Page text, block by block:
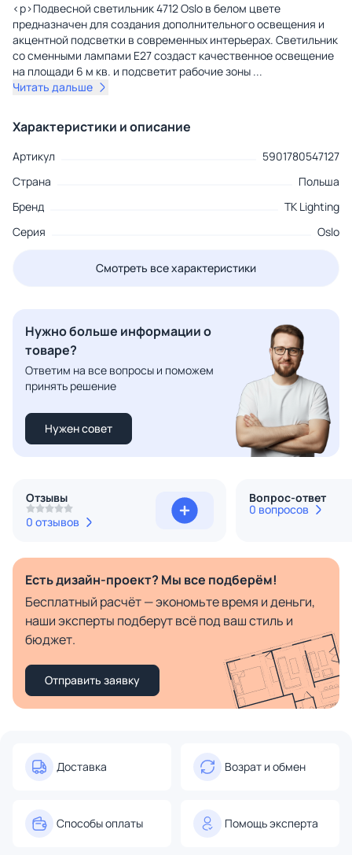
<p>Подвесной светильник 4712 Oslo в белом цвете
предназначен для создания дополнительного освещения и
акцентной подсветки в современных интерьерах. Светильник
со сменными лампами E27 создаст качественное освещение
на площади 6 м кв. и подсветит рабочие зоны ...
Читать дальше
Характеристики и описание
Артикул
5901780547127
Страна
Польша
Бренд
TK Lighting
Серия
Oslo
Смотреть все характеристики
Нужно больше информации о
товаре?
Ответим на все вопросы и поможем
принять решение
Нужен совет
Отзывы
0 отзывов
Вопрос-ответ
0 вопросов
Есть дизайн-проект? Мы все подберём!
Бесплатный расчёт — экономьте время и деньги,
наши эксперты подберут всё под ваш стиль и
бюджет.
Отправить заявку
Доставка Возрат и обмен
Способы оплаты Помощь эксперта